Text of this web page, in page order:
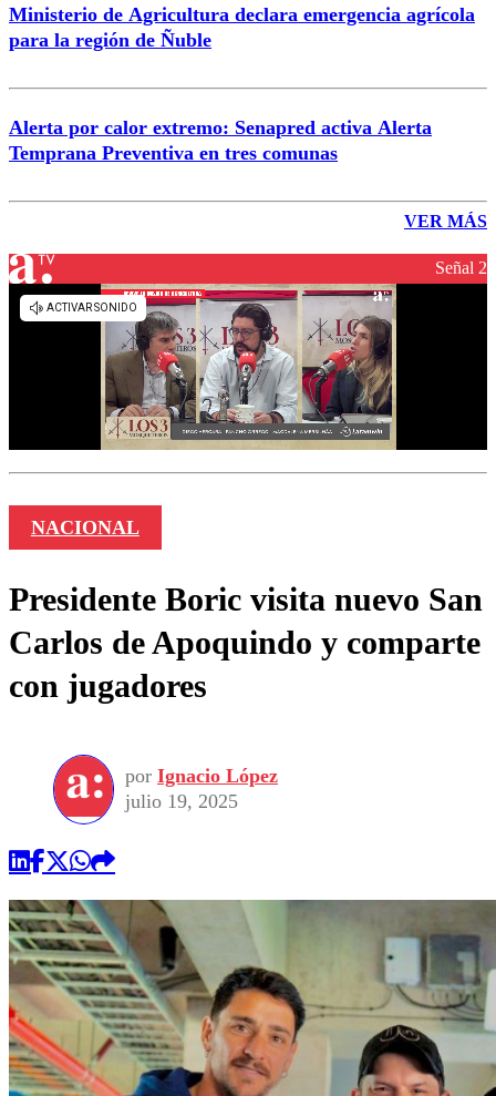
Ministerio de Agricultura declara emergencia agrícola
para la región de Ñuble
Alerta por calor extremo: Senapred activa Alerta
Temprana Preventiva en tres comunas
VER MÁS
Señal 2
NACIONAL
Presidente Boric visita nuevo San
Carlos de Apoquindo y comparte
con jugadores
por Ignacio López
julio 19, 2025